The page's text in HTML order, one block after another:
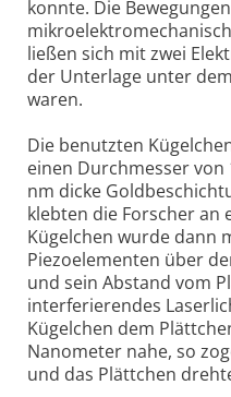
konnte. Die
ließen sich mit zwei
der Unterlage unter
waren.
Die benutzten
einen Durchmesser von
nm dicke
klebten die Forscher an
Kügelchen wurde dann
Piezoelementen über
und sein Abstand vom
interferierendes
Kügelchen dem
Nanometer nahe, so
und das Plättchen